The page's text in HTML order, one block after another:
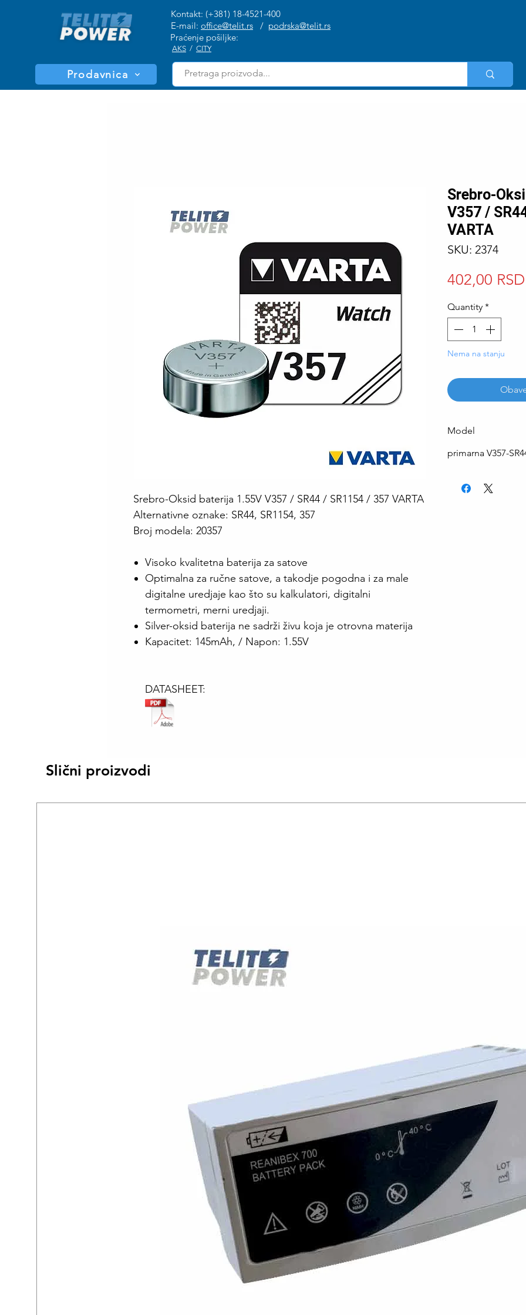
Kontakt: (+381) 18-4521-400
E-mail: office@telit.rs / podrska@telit.rs
Praćenje pošiljke:
AKS / CITY
Prodavnica
Srebro-Oksid baterija 1.55V V357 / SR44 / SR1154 / 357 VARTA
Alternativne oznake: SR44, SR1154, 357
Broj modela: 20357
Visoko kvalitetna baterija za satove
Optimalna za ručne satove, a takodje pogodna i za male
digitalne uredjaje kao što su kalkulatori, digitalni
termometri, merni uredjaji.
Silver-oksid baterija ne sadrži živu koja je otrovna materija
Kapacitet: 145mAh, / Napon: 1.55V
DATASHEET:
Srebro-
V357 /
VARTA
SKU: 2374
402,00 RSD
Quantity *
Nema na stanju
Model
primarna V357-
Slični proizvodi